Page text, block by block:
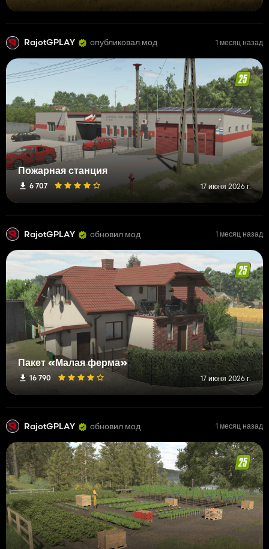
RajotGPLAY опубликовал мод 1 месяц назад
Пожарная станция
6 707 17 июня 2026 г.
RajotGPLAY обновил мод 1 месяц назад
Пакет «Малая ферма»
16 790 17 июня 2026 г.
RajotGPLAY обновил мод 1 месяц назад